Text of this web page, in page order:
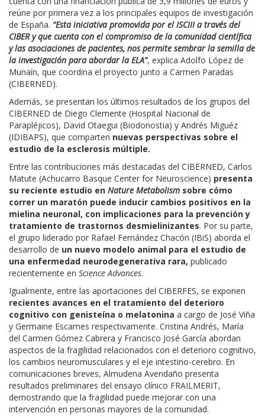
reúne por primera vez a los principales equipos de investigación
de España. “Esta iniciativa promovida por el ISCIII a través del
CIBER y que cuenta con el compromiso de la comunidad científica
y las asociaciones de pacientes, nos permite sembrar la semilla de
la investigación para abordar la ELA”, explica Adolfo López de
Munaín, que coordina el proyecto junto a Carmen Paradas
(CIBERNED).
Además, se presentan los últimos resultados de los grupos del
CIBERNED de Diego Clemente (Hospital Nacional de
Parapléjicos), David Otaegui (Biodonostia) y Andrés Miguéz
(IDIBAPS), que comparten nuevas perspectivas sobre el
estudio de la esclerosis múltiple.
Entre las contribuciones más destacadas del CIBERNED, Carlos
Matute (Achucarro Basque Center for Neuroscience) presenta
su reciente estudio en Nature Metabolism sobre cómo
correr un maratón puede inducir cambios positivos en la
mielina neuronal, con implicaciones para la prevención y
tratamiento de trastornos desmielinizantes. Por su parte,
el grupo liderado por Rafael Fernández Chacón (IBiS) aborda el
desarrollo de un nuevo modelo animal para el estudio de
una enfermedad neurodegenerativa rara, publicado
recientemente en Science Advances.
Igualmente, entre las aportaciones del CIBERFES, se exponen
recientes avances en el tratamiento del deterioro
cognitivo con genisteína o melatonina a cargo de José Viña
y Germaine Escames respectivamente. Cristina Andrés, María
del Carmen Gómez Cabrera y Francisco José García abordan
aspectos de la fragilidad relacionados con el deterioro cognitivo,
los cambios neuromusculares y el eje intestino-cerebro. En
comunicaciones breves, Almudena Avendaño presenta
resultados preliminares del ensayo clínico FRAILMERIT,
demostrando que la fragilidad puede mejorar con una
intervención en personas mayores de la comunidad.